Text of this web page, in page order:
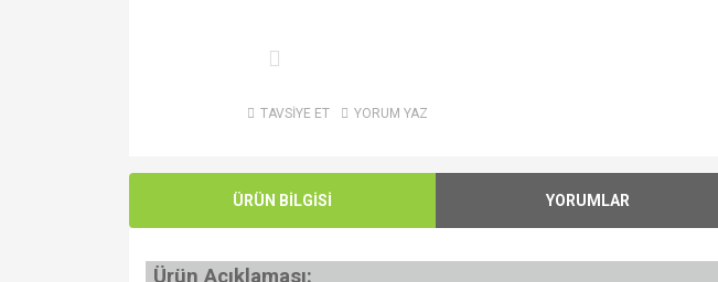
TAVSİYE ET YORUM YAZ
ÜRÜN BİLGİSİ YORUMLAR
Ürün Açıklaması: